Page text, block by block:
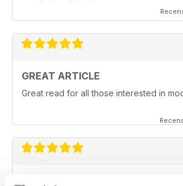
GREAT ARTICLE
Great read for all those interested in